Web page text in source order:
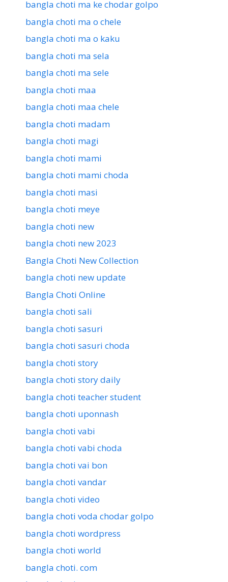
bangla choti ma ke chodar golpo
bangla choti ma o chele
bangla choti ma o kaku
bangla choti ma sela
bangla choti ma sele
bangla choti maa
bangla choti maa chele
bangla choti madam
bangla choti magi
bangla choti mami
bangla choti mami choda
bangla choti masi
bangla choti meye
bangla choti new
bangla choti new 2023
Bangla Choti New Collection
bangla choti new update
Bangla Choti Online
bangla choti sali
bangla choti sasuri
bangla choti sasuri choda
bangla choti story
bangla choti story daily
bangla choti teacher student
bangla choti uponnash
bangla choti vabi
bangla choti vabi choda
bangla choti vai bon
bangla choti vandar
bangla choti video
bangla choti voda chodar golpo
bangla choti wordpress
bangla choti world
bangla choti. com